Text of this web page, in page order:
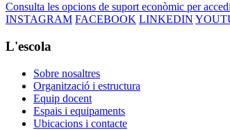
Consulta les opcions de suport econòmic per
INSTAGRAM FACEBOOK LINKEDIN
L'escola
Sobre nosaltres
Organització i estructura
Equip docent
Espais i equipaments
Ubicacions i contacte